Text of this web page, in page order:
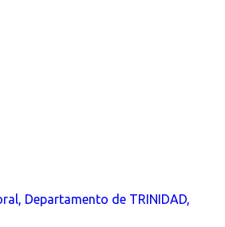
Departamento de TRINIDAD,